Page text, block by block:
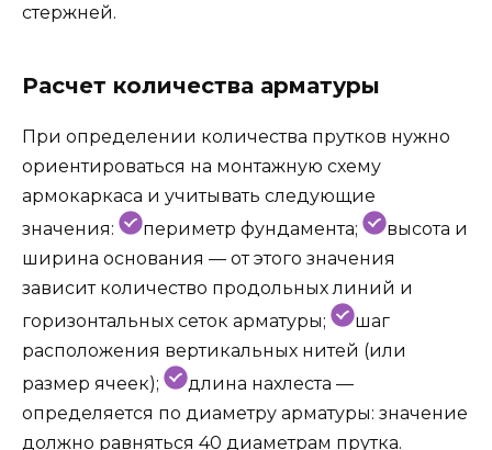
стержней.
Расчет количества арматуры
При определении количества прутков нужно
ориентироваться на монтажную схему
армокаркаса и учитывать следующие
значения:
периметр фундамента;
высота и
ширина основания — от этого значения
зависит количество продольных линий и
горизонтальных сеток арматуры;
шаг
расположения вертикальных нитей (или
размер ячеек);
длина нахлеста —
определяется по диаметру арматуры: значение
должно равняться 40 диаметрам прутка.